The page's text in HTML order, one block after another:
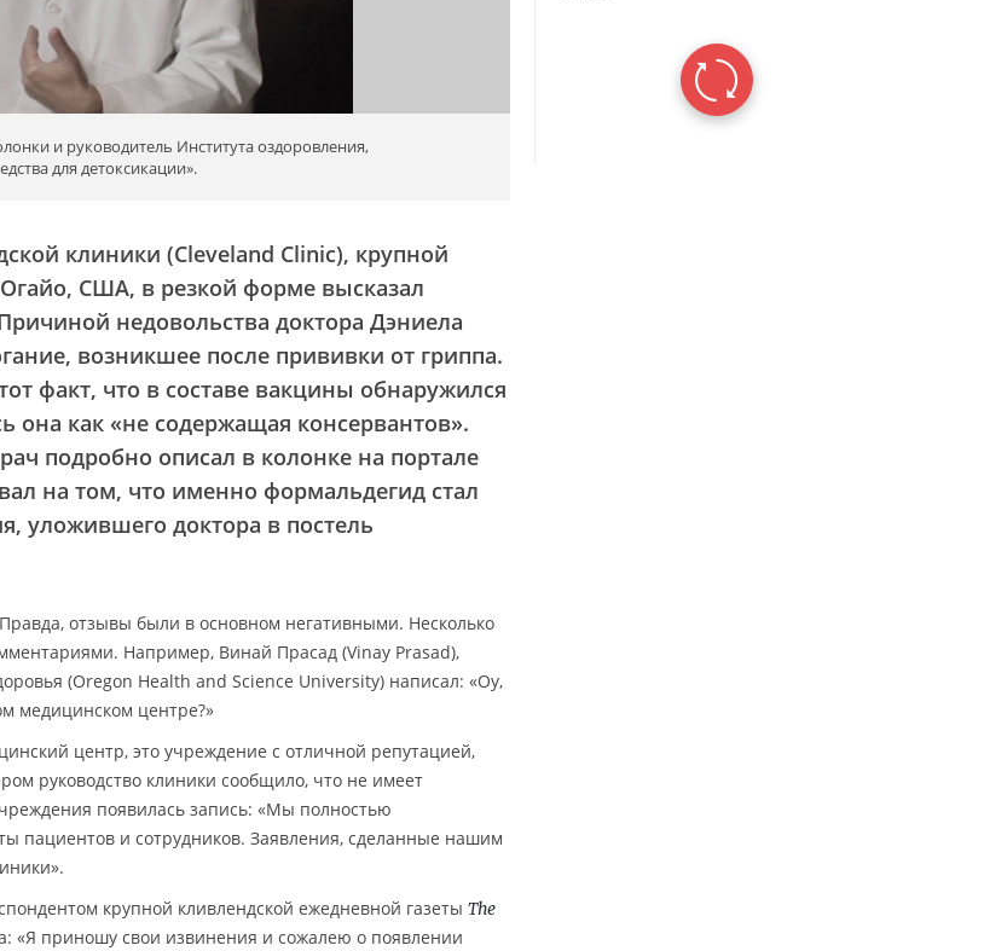
и руководитель Института оздоровления,
для детоксикации».
клиники (Cleveland Clinic), крупной
США, в резкой форме высказал
недовольства доктора Дэниела
возникшее после прививки от гриппа.
факт, что в составе вакцины обнаружился
она как «не содержащая консервантов».
подробно описал в колонке на портале
на том, что именно формальдегид стал
уложившего доктора в постель
отзывы были в основном негативными. Несколько
Например, Винай Прасад (Vinay Prasad),
(Oregon Health and Science University) написал: «Оу,
медицинском центре?»
центр, это учреждение с отличной репутацией,
руководство клиники сообщило, что не имеет
появилась запись: «Мы полностью
пациентов и сотрудников. Заявления, сделанные нашим
крупной кливлендской ежедневной газеты The
«Я приношу свои извинения и сожалею о появлении